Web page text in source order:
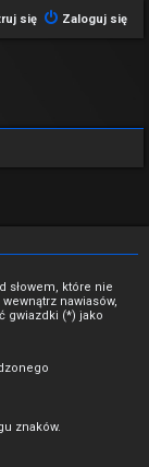
Zaloguj się
się
słowem, które nie
wewnątrz nawiasów,
gwiazdki (*) jako
znaków.